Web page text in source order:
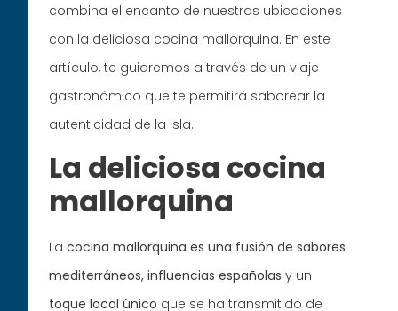
combina el encanto de nuestras ubicaciones
con la deliciosa cocina mallorquina. En este
artículo, te guiaremos a través de un viaje
gastronómico que te permitirá saborear la
autenticidad de la isla.
La deliciosa cocina
mallorquina
La cocina mallorquina es una fusión de sabores
mediterráneos, influencias españolas y un
toque local único que se ha transmitido de